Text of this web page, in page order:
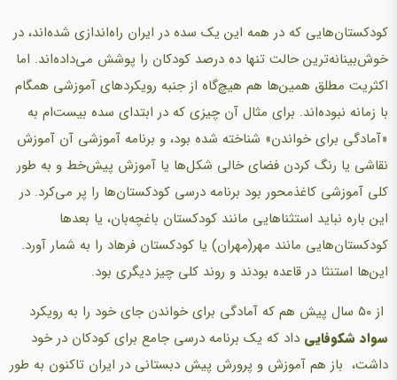
کودکستان‌هایی که در همه این یک سده در ایران راه‌اندازی شده‌اند، در
خوش‌بینانه‌ترین حالت تنها ده درصد کودکان را پوشش می‌داده‌اند. اما
اکثریت مطلق همین‌ها هم هیچ‌گاه از جنبه رویکردهای آموزشی همگام
با زمانه نبوده‌اند. برای مثال آن چیزی که در ابتدای سده بیست‌ام به
«آمادگی برای خواندن» شناخته شده بود، و برنامه آموزشی آن آموزش
نقاشی یا رنگ کردن فضای خالی شکل‌ها یا آموزش پیش‌خط و به طور
کلی آموزشی کاغذمحور بود برنامه درسی کودکستان‌ها را پر می‌کرد. در
این باره نباید استثناهایی مانند کودکستان باغچه‌بان، یا بعدها
کودکستان‌هایی مانند مهر(مهران) یا کودکستان فرهاد را به شمار آورد.
این‌ها استنثا در قاعده بودند و روند کلی چیز دیگری بود.
از ۵۰ سال پیش هم که آمادگی برای خواندن جای خود را به رویکرد
سواد شکوفایی داد که یک برنامه درسی جامع برای کودکان در خود
داشت، باز هم آموزش و پرورش پیش دبستانی در ایران تاکنون به طور